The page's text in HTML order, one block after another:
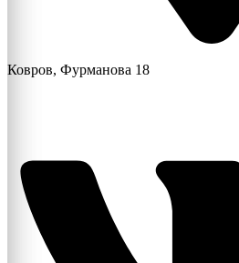
Ковров, Фурманова 18